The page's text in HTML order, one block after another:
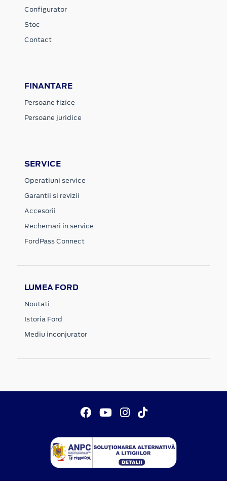
Configurator
Stoc
Contact
FINANTARE
Persoane fizice
Persoane juridice
SERVICE
Operatiuni service
Garantii si revizii
Accesorii
Rechemari in service
FordPass Connect
LUMEA FORD
Noutati
Istoria Ford
Mediu inconjurator